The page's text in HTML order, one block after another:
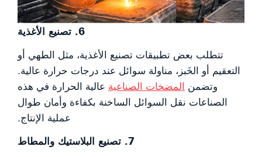
6. تصنيع الأغذية
تتطلب بعض تطبيقات تصنيع الأغذية، مثل الطهي أو
التعقيم أو الخَبز، مناولة سوائل عند درجات حرارة عالية.
وتضمن المضخات الصناعية عالية الحرارة في هذه
الصناعات نقل السوائل الساخنة بكفاءة وأمان طوال
عملية الإنتاج.
7. تصنيع البلاستيك والمطاط